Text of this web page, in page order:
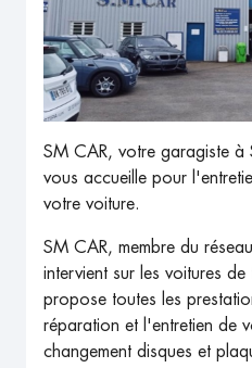
SM CAR, votre garagiste à
vous accueille pour
votre voiture.
SM CAR, membre du
intervient sur les voitures
propose toutes les
réparation et l'entretien de
changement disques et